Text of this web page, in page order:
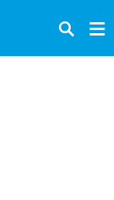
Hledat